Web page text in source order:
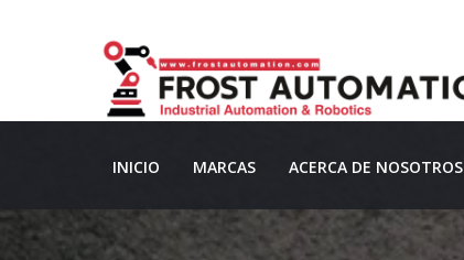
INICIO MARCAS ACERCA DE NOSOTROS